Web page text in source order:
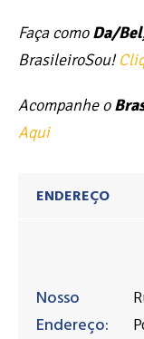
Faça comoDa/
BrasileiroSou!
Acompanhe o
Aqui
ENDEREÇO
Nosso
Endereço: